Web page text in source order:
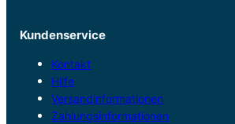
Kundenservice
Kontakt
Hilfe
Versandinformationen
Zahlungsinformationen